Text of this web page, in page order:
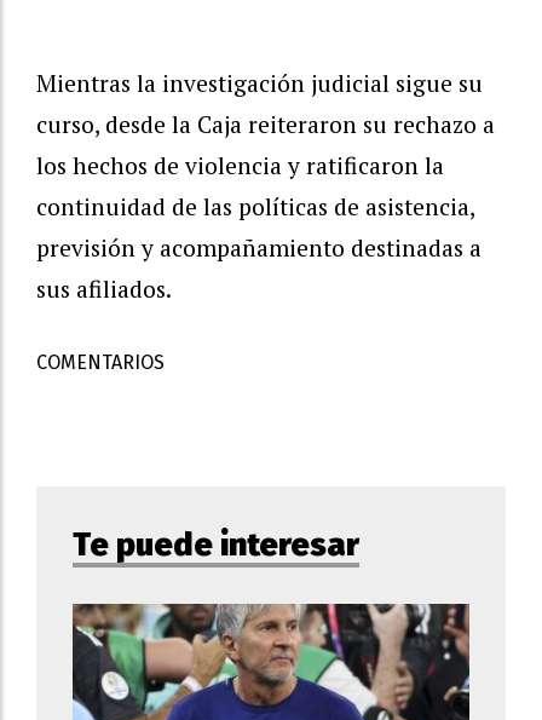
Mientras la investigación judicial sigue su
curso, desde la Caja reiteraron su rechazo a
los hechos de violencia y ratificaron la
continuidad de las políticas de asistencia,
previsión y acompañamiento destinadas a
sus afiliados.
COMENTARIOS
Te puede interesar